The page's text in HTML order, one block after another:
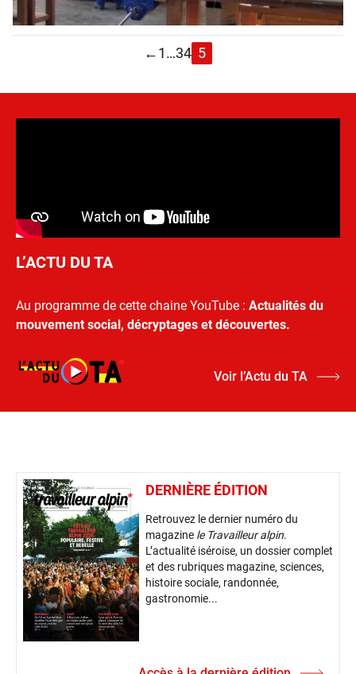
←1…34 5
L’ACTU DU TA
Au programme de cette chaine YouTube : Actualités du
mouvement social, décryptages et découvertes.
Voir l’Actu du TA
DERNIÈRE ÉDITION
Retrouvez le dernier numéro du
magazine le Travailleur alpin.
L’actualité iséroise, un dossier complet
et des rubriques magazine, sciences,
histoire sociale, randonnée,
gastronomie...